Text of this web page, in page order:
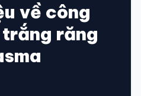
TỬ
thoại đã đăng ký.
về công
răng